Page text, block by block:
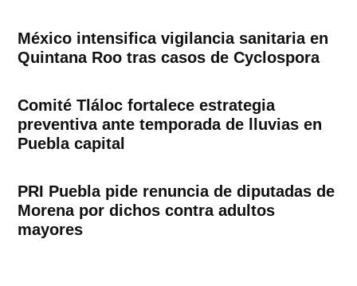
México intensifica vigilancia sanitaria en
Quintana Roo tras casos de Cyclospora
Comité Tláloc fortalece estrategia
preventiva ante temporada de lluvias en
Puebla capital
PRI Puebla pide renuncia de diputadas de
Morena por dichos contra adultos
mayores